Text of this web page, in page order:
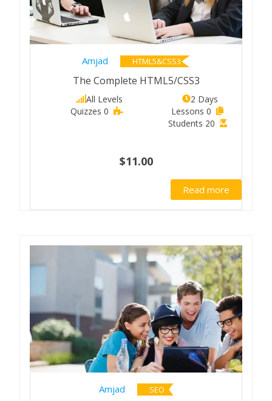
HTML5&CSS3
Amjad
The Complete HTML5/CSS3
2 Days
All Levels
0 Lessons
0 Quizzes
20 Students
$11.00
Read more
SEO
Amjad